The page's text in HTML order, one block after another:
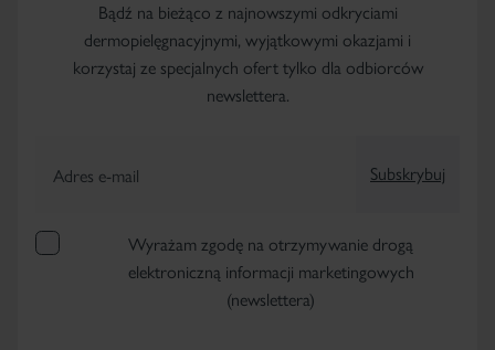
Bądź na bieżąco z najnowszymi odkryciami
dermopielęgnacyjnymi, wyjątkowymi okazjami i
korzystaj ze specjalnych ofert tylko dla odbiorców
newslettera.
Adres e-mail Subskrybuj
Wyrażam zgodę na otrzymywanie drogą
elektroniczną informacji marketingowych
(newslettera)